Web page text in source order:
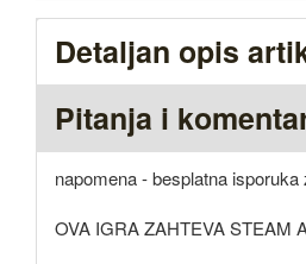
Detaljan opis
Pitanja i
napomena - besplatna
OVA IGRA ZAHTEVA STEAM